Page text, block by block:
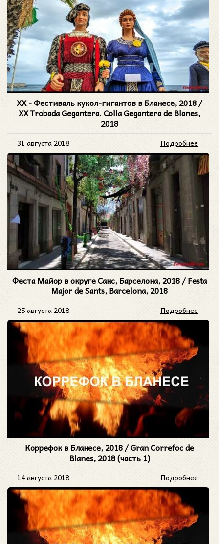
XX - Фестиваль кукол-гигантов в Бланесе, 2018 /
XX Trobada Gegantera. Colla Gegantera de Blanes,
2018
31 августа 2018 Подробнее
Феста Майор в округе Санс, Барселона, 2018 / Festa
Major de Sants, Barcelona, 2018
25 августа 2018 Подробнее
Коррефок в Бланесе, 2018 / Gran Correfoc de
Blanes, 2018 (часть 1)
14 августа 2018 Подробнее